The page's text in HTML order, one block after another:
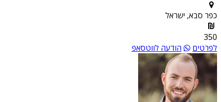
כפר סבא, ישראל
350
לפרטים
הודעה לווטסאפ